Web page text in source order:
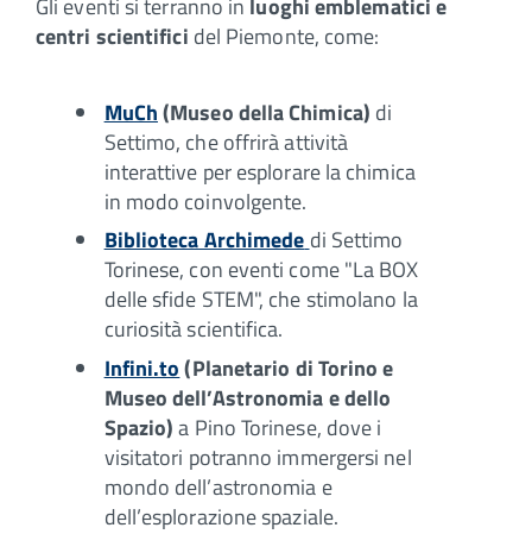
centri scientifici del Piemonte, come:
MuCh(Museo della Chimica) di
Settimo, che offrirà attività
interattive per esplorare la chimica
in modo coinvolgente.
Biblioteca Archimededi Settimo
Torinese, con eventi come "La BOX
delle sfide STEM", che stimolano la
curiosità scientifica.
Infini.to(Planetario di Torino e
Museo dell’Astronomia e dello
Spazio)a Pino Torinese, dove i
visitatori potranno immergersi nel
mondo dell’astronomia e
dell’esplorazione spaziale.